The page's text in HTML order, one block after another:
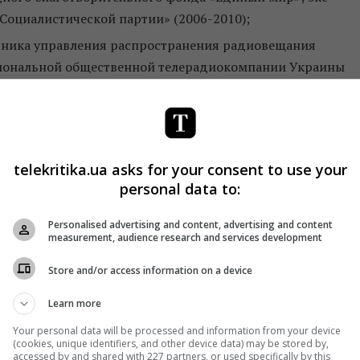
партии» (2006-2010);
управления распространения радиовещания
общественной телерадиокомпании Украины
сторон); был кандидатом в члены регулятора с
о медиа «Медиасат». В документах Александр указал
телерадиокомпанию Украины, его должность
вещания. С 2016 он входит в состав
в члены регулятора с 2016-го;
БПП, экс-журналист СТБ;
общественной организации «Волынский пресс-клуб»;
где прошла путь от выпускающего
директора (была назначена в октябре 2010 года).
стала директором волынского филиала
telekritika.ua asks for your consent to use your
personal data to:
Personalised advertising and content, advertising and content
measurement, audience research and services development
Store and/or access information on a device
Learn more
Your personal data will be processed and information from your device
(cookies, unique identifiers, and other device data) may be stored by,
accessed by and shared with 227 partners, or used specifically by this